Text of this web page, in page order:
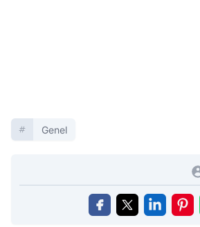
Genel